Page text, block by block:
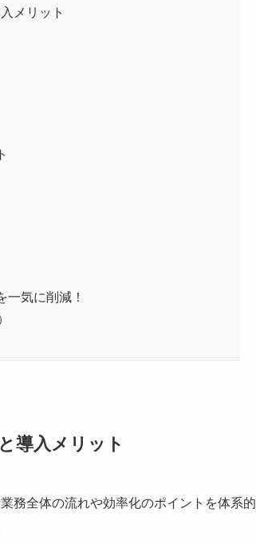
メリット
気に削減！
導入メリット
務全体の流れや効率化のポイントを体系的